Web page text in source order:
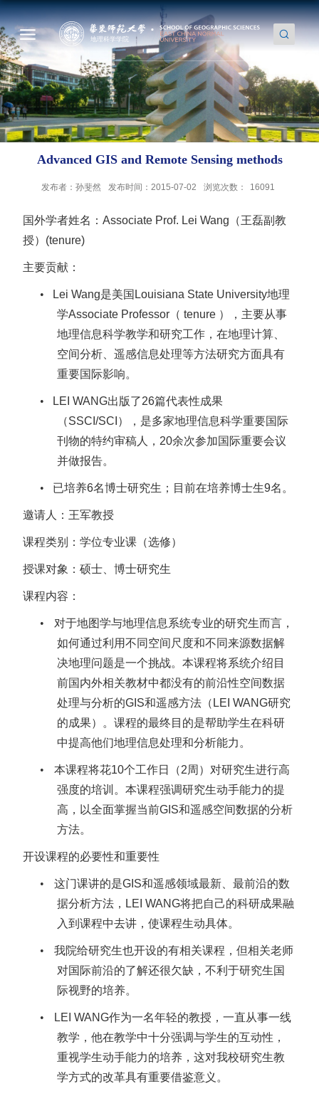
Advanced GIS and Remote Sensing methods
发布者：孙斐然 发布时间：2015-07-02 浏览次数： 16091
国外学者姓名：Associate Prof. Lei Wang （王磊副教
授） (tenure)
主要贡献：
• Lei Wang是美国 Louisiana State University地理
学Associate Professor （ tenure ），主要从事
地理信息科学教学和研究工作，在地理计算、
空间分析、遥感信息处理等方法研究方面具有
重要国际影响。
• LEI WANG出版了26篇代表性成果
（SSCI/SCI ），是多家地理信息科学重要国际
刊物的特约审稿人， 20余次参加国际重要会议
并做报告。
• 已培养6名博士研究生；目前在培养博士生9名。
邀请人：王军教授
课程类别：学位专业课（选修）
授课对象：硕士、博士研究生
课程内容：
•
对于地图学与地理信息系统专业的研究生而言，
如何通过利用不同空间尺度和不同来源数据解
决地理问题是一个挑战。本课程将系统介绍目
前国内外相关教材中都没有的前沿性空间数据
处理与分析的GIS和遥感方法（ LEI WANG研究
的成果）。课程的最终目的是帮助学生在科研
中提高他们地理信息处理和分析能力。
• 本课程将花10个工作日（2周）对研究生进行高
强度的培训。本课程强调研究生动手能力的提
高，以全面掌握当前GIS和遥感空间数据的分析
方法。
开设课程的必要性和重要性
• 这门课讲的是GIS和遥感领域最新、最前沿的数
据分析方法， LEI WANG将把自己的科研成果融
入到课程中去讲，使课程生动具体。
•
我院给研究生也开设的有相关课程，但相关老师
对国际前沿的了解还很欠缺，不利于研究生国
际视野的培养。
• LEI WANG作为一名年轻的教授，一直从事一线
教学，他在教学中十分强调与学生的互动性，
重视学生动手能力的培养，这对我校研究生教
学方式的改革具有重要借鉴意义。